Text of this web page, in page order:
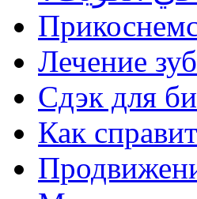
Лечение
Сдэк для
Как